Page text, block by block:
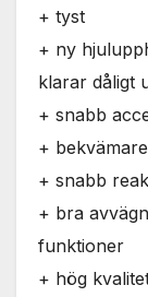
+ tyst
+ ny
klarar dåligt
+ snabb
+
+ snabb
+ bra
funktioner
+ hög